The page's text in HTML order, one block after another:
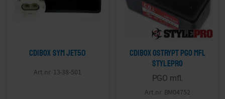
Cdibox SYM Jet50
13-38-501
Cdibox ostrypt PGO mfl
Stylepro
PGO mfl.
BM04752